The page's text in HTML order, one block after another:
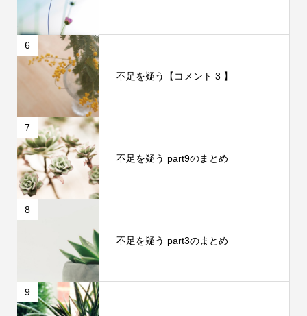
6
不足を疑う【コメント 3 】
7
不足を疑う part9のまとめ
8
不足を疑う part3のまとめ
9